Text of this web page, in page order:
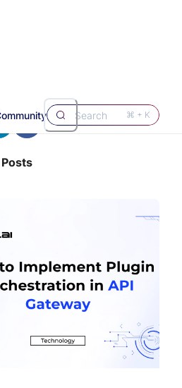
Search ⌘ + K